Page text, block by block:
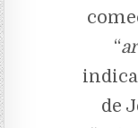
“
de